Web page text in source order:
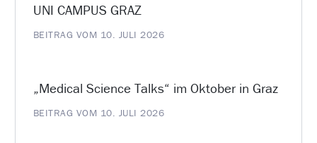
UNI CAMPUS GRAZ
BEITRAG VOM 10. JULI 2026
„Medical Science Talks“ im Oktober in Graz
BEITRAG VOM 10. JULI 2026